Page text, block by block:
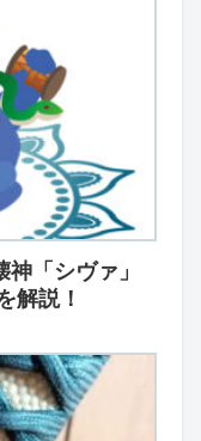
「シヴァ」
解説！